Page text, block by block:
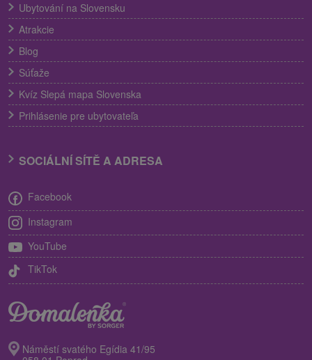
Ubytování na Slovensku
Atrakcie
Blog
Súťaže
Kvíz Slepá mapa Slovenska
Prihlásenie pre ubytovateľa
SOCIÁLNÍ SÍTĚ A ADRESA
Facebook
Instagram
YouTube
TikTok
Náměstí svatého Egídia 41/95